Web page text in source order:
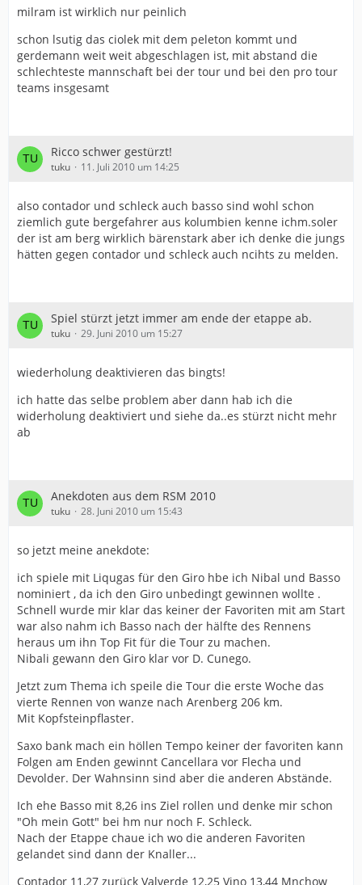
milram ist wirklich nur peinlich
schon lsutig das ciolek mit dem peleton kommt und
gerdemann weit weit abgeschlagen ist, mit abstand die
schlechteste mannschaft bei der tour und bei den pro tour
teams insgesamt
Ricco schwer gestürzt!
tuku 11. Juli 2010 um 14:25
also contador und schleck auch basso sind wohl schon
ziemlich gute bergefahrer aus kolumbien kenne ichm.soler
der ist am berg wirklich bärenstark aber ich denke die jungs
hätten gegen contador und schleck auch ncihts zu melden.
Spiel stürzt jetzt immer am ende der etappe ab.
tuku 29. Juni 2010 um 15:27
wiederholung deaktivieren das bingts!
ich hatte das selbe problem aber dann hab ich die
widerholung deaktiviert und siehe da..es stürzt nicht mehr
ab
Anekdoten aus dem RSM 2010
tuku 28. Juni 2010 um 15:43
so jetzt meine anekdote:
ich spiele mit Liqugas für den Giro hbe ich Nibal und Basso
nominiert , da ich den Giro unbedingt gewinnen wollte .
Schnell wurde mir klar das keiner der Favoriten mit am Start
war also nahm ich Basso nach der hälfte des Rennens
heraus um ihn Top Fit für die Tour zu machen.
Nibali gewann den Giro klar vor D. Cunego.
Jetzt zum Thema ich speile die Tour die erste Woche das
vierte Rennen von wanze nach Arenberg 206 km.
Mit Kopfsteinpflaster.
Saxo bank mach ein höllen Tempo keiner der favoriten kann
Folgen am Enden gewinnt Cancellara vor Flecha und
Devolder. Der Wahnsinn sind aber die anderen Abstände.
Ich ehe Basso mit 8,26 ins Ziel rollen und denke mir schon
"Oh mein Gott" bei hm nur noch F. Schleck.
Nach der Etappe chaue ich wo die anderen Favoriten
gelandet sind dann der Knaller...
Contador 11,27 zurück Valverde 12,25 Vino 13,44 Mnchow